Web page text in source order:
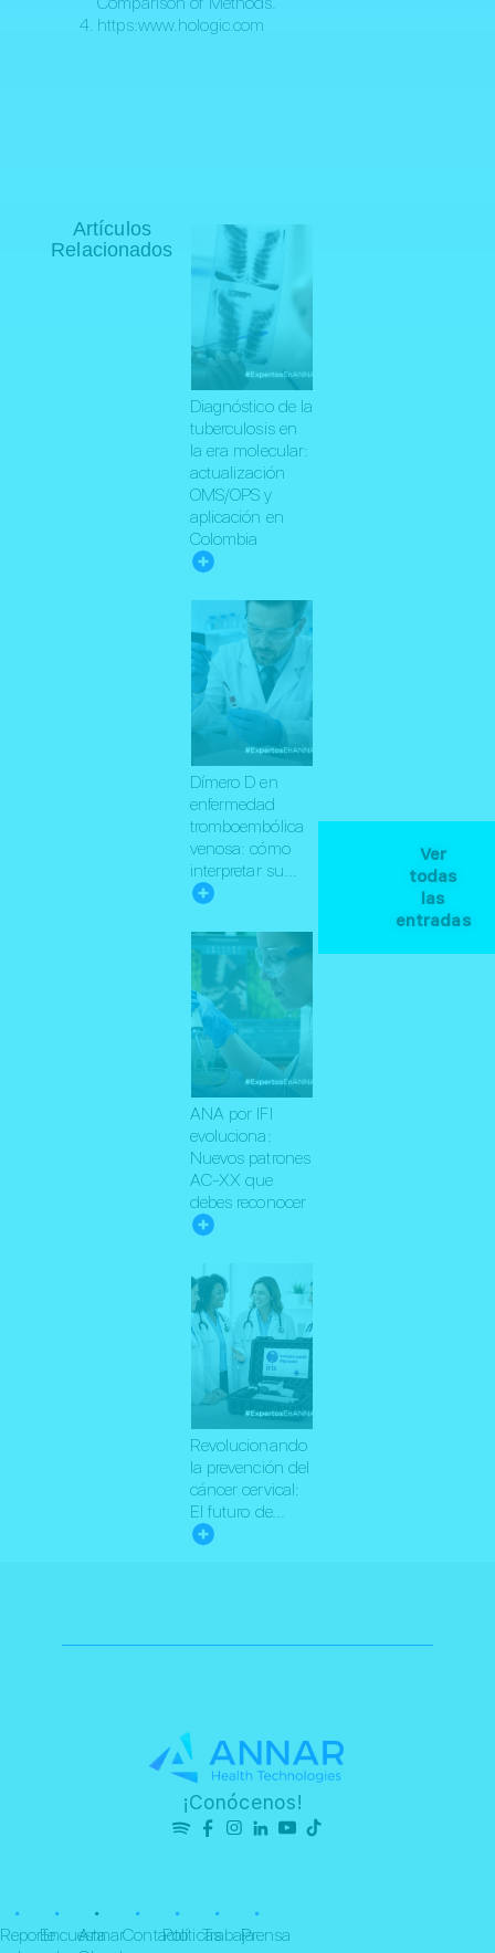
https:www.hologic.com
Artículos
Relacionados
Diagnóstico de la
tuberculosis en
la era molecular:
actualización
OMS/OPS y
aplicación en
Colombia
Dímero D en
enfermedad
tromboembólica
venosa: cómo
interpretar su...
ANA por IFI
evoluciona:
Nuevos patrones
AC-XX que
debes reconocer
Revolucionando
la prevención del
cáncer cervical:
El futuro de...
Ver
todas
las
entradas
¡Conócenos!
•
Reporte
•
Encuesta
•
Annar
•
Contacto
•
Políticas
•
Trabaja
•
Prensa